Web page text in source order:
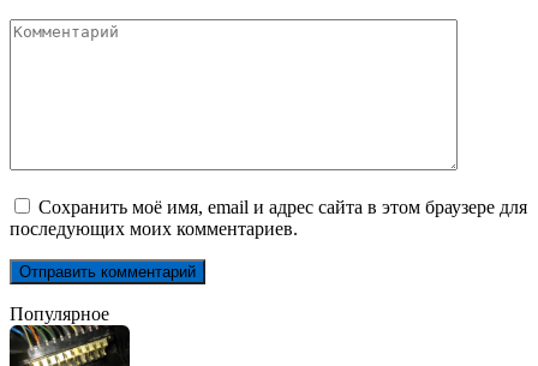
Комментарий
Сохранить моё имя, email и адрес сайта в этом браузере для
последующих моих комментариев.
Популярное